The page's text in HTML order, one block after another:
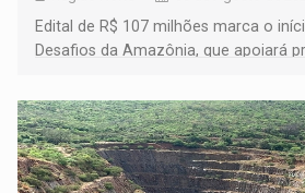
Edital de R$ 107 milhões marca o
Desafios da Amazônia, que apoiará
submissão de pré-propostas poderá
setembro